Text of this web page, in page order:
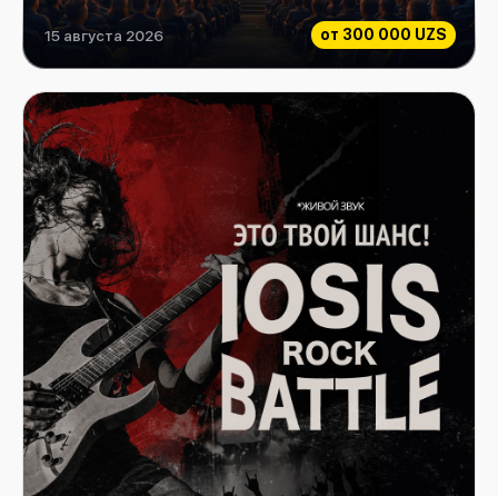
от 300 000 UZS
Amirsoy Paradiso
15 августа 2026